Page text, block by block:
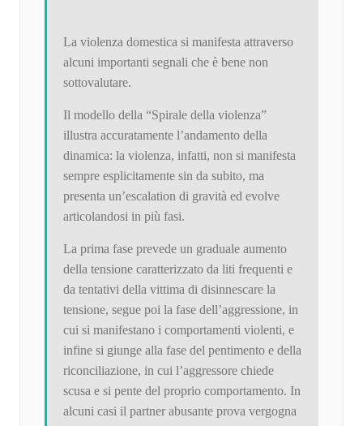
La violenza domestica si manifesta attraverso
alcuni importanti segnali che è bene non
sottovalutare.
Il modello della “Spirale della violenza”
illustra accuratamente l’andamento della
dinamica: la violenza, infatti, non si manifesta
sempre esplicitamente sin da subito, ma
presenta un’escalation di gravità ed evolve
articolandosi in più fasi.
La prima fase prevede un graduale aumento
della tensione caratterizzato da liti frequenti e
da tentativi della vittima di disinnescare la
tensione, segue poi la fase dell’aggressione, in
cui si manifestano i comportamenti violenti, e
infine si giunge alla fase del pentimento e della
riconciliazione, in cui l’aggressore chiede
scusa e si pente del proprio comportamento. In
alcuni casi il partner abusante prova vergogna